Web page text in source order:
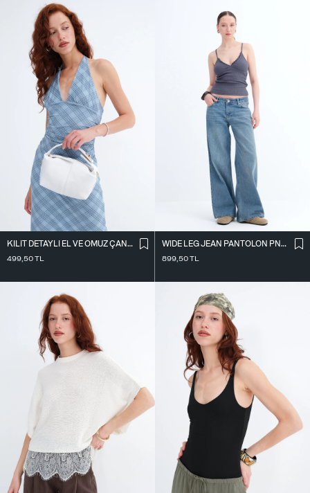
KILIT DETAYLI EL VE OMUZ ÇANTASI Ç41
499,50TL
WIDE LEG JEAN PANTOLON PN10030
899,50TL